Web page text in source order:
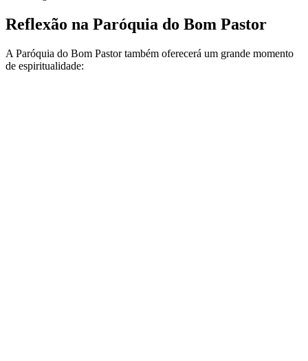
Reflexão na Paróquia do Bom Pastor
A Paróquia do Bom Pastor também oferecerá um grande momento
de espiritualidade: